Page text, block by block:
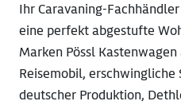
​Ihr Caravaning-
eine perfekt abgestufte
Marken Pössl
Reisemobil,
deutscher Produktion,